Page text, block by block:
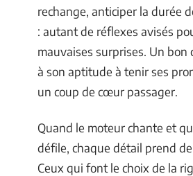
rechange, anticiper la durée
: autant de réflexes avisés
mauvaises surprises. Un bon
à son aptitude à tenir ses
un coup de cœur passager.
Quand le moteur chante et
défile, chaque détail prend de
Ceux qui font le choix de la